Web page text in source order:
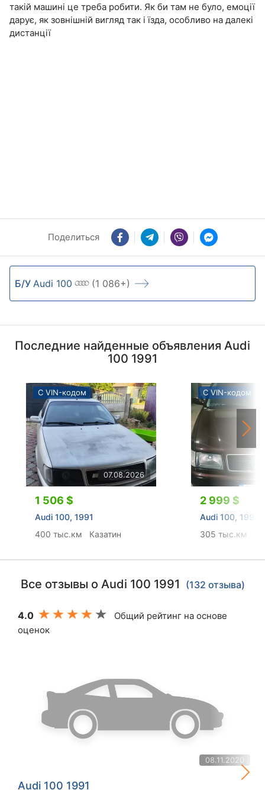
такій машині це треба робити. Як би там не було, емоції
дарує, як зовнішній вигляд так і їзда, особливо на далекі
дистанції
Поделиться
Б/У Audi 100 (1 086+)
Последние найденные объявления Audi
100 1991
С VIN-кодом
07.08.2026
1 506 $
Audi 100, 1991
400 тыс.км
Казатин
С VIN-кодом
2 999 $
Audi 100, 1991
305 тыс.км
Все отзывы о Audi 100 1991 (132 отзыва)
4.0
Общий рейтинг на основе
оценок
08.11.2020
Audi 100 1991